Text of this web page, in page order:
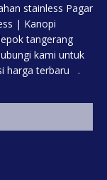
stainless Pagar
| Kanopi
tangerang
kami untuk
harga terbaru .